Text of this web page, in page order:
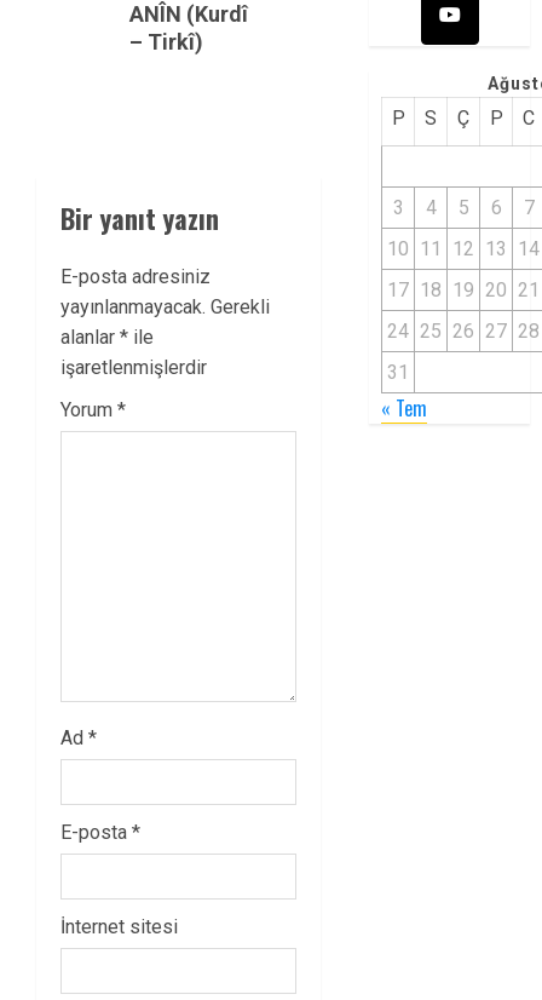
ANÎN (Kurdî
– Tirkî)
Bir yanıt yazın
E-posta adresiniz
yayınlanmayacak. Gerekli
alanlar * ile
işaretlenmişlerdir
Yorum *
Ad *
E-posta *
İnternet sitesi
P S Ç P C
3 4 5 6
7
10 11 12 13
14
17 18 19 20 21
24 25 26 27 28
31
« Tem